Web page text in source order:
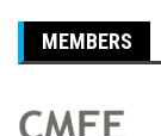
MEMBERS